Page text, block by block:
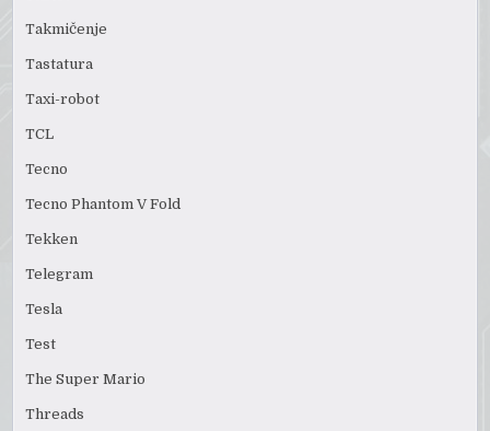
Takmičenje
Tastatura
Taxi-robot
TCL
Tecno
Tecno Phantom V Fold
Tekken
Telegram
Tesla
Test
The Super Mario
Threads